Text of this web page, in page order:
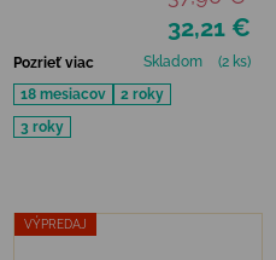
32,21 €
Pozrieť viac Skladom
(2 ks)
18 mesiacov
2 roky
3 roky
VÝPREDAJ